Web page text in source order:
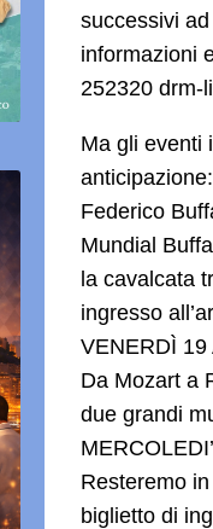
successivi
informazioni
252320 drm-
Ma gli eventi
Federico
Mundial
la cavalcata
ingresso
VENERDÌ 19
Da Mozart a
due grandi
Resteremo
biglietto di